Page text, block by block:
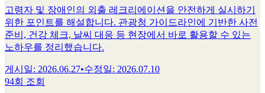
고령자 및 장애인의 외출 레크리에이션을 안전하게 실시하기
위한 포인트를 해설합니다. 관광청 가이드라인에 기반한 사전
준비, 건강 체크, 날씨 대응 등 현장에서 바로 활용할 수 있는
노하우를 정리했습니다.
게시일: 2026.06.27•수정일: 2026.07.10
94회 조회